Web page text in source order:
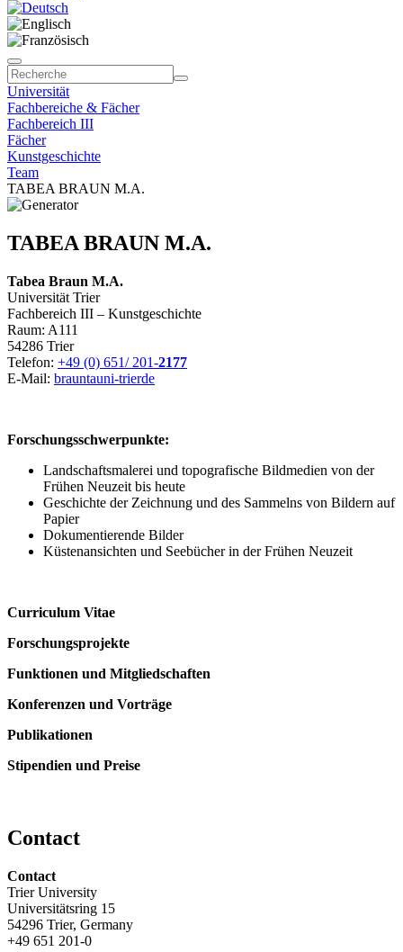
Universität
Fachbereiche & Fächer
Fachbereich III
Fächer
Kunstgeschichte
Team
TABEA BRAUN M.A.
TABEA BRAUN M.A.
Tabea Braun M.A.
Universität Trier
Fachbereich III – Kunstgeschichte
Raum: A111
54286 Trier
Telefon: +49 (0) 651/ 201-2177
E-Mail: brauntauni-trierde
Forschungsschwerpunkte:
Landschaftsmalerei und topografische Bildmedien von der
Frühen Neuzeit bis heute
Geschichte der Zeichnung und des Sammelns von Bildern auf
Papier
Dokumentierende Bilder
Küstenansichten und Seebücher in der Frühen Neuzeit
Curriculum Vitae
Forschungsprojekte
Funktionen und Mitgliedschaften
Konferenzen und Vorträge
Publikationen
Stipendien und Preise
Contact
Contact
Trier University
Universitätsring 15
54296 Trier, Germany
+49 651 201-0